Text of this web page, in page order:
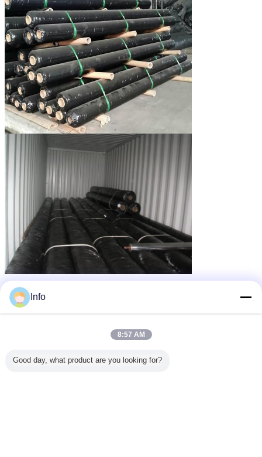
꼬리표:
짠 모노필라멘트 지오텍 스타일
분리를 위한 136G PP 짠 토목 섬유
Info
8:57 AM
Good day, what product are you looking for?